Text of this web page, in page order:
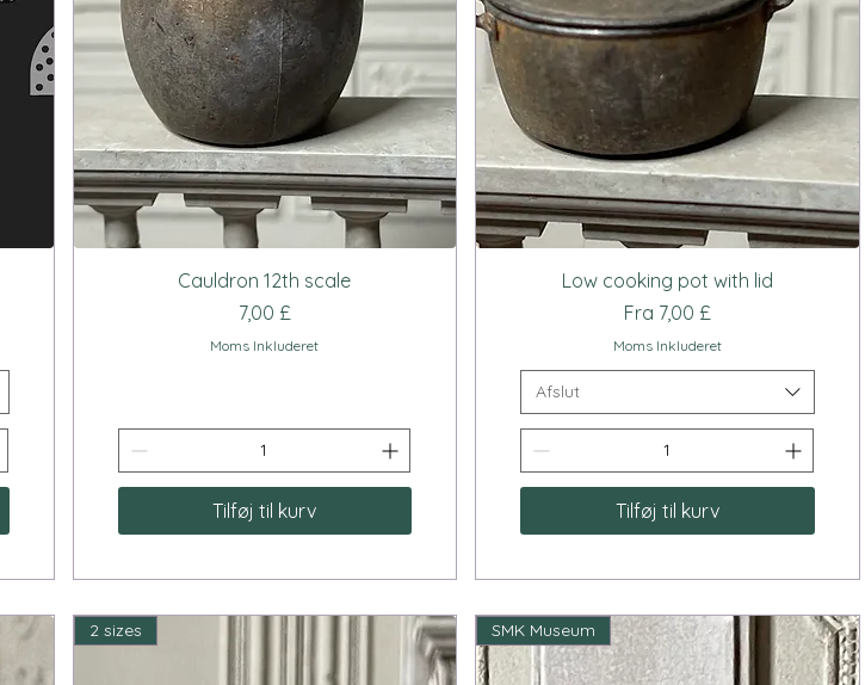
Hurtigvisning
Cauldron 12th scale
Pris
7,00 £
Moms Inkluderet
Tilføj til kurv
Hurtigvisning
Low cooking pot with lid
Fra 7,00 £
Salgspris
Moms Inkluderet
Afslut
Tilføj til kurv
2 sizes SMK Museum